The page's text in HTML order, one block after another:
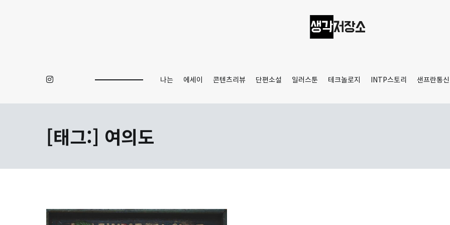
나는 에세이 콘텐츠리뷰 단편소설 일러스툰 테크놀로지 INTP스토리 샌프란통신
[태그:] 여의도